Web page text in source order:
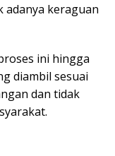
adanya keraguan
ini hingga
diambil sesuai
dan tidak